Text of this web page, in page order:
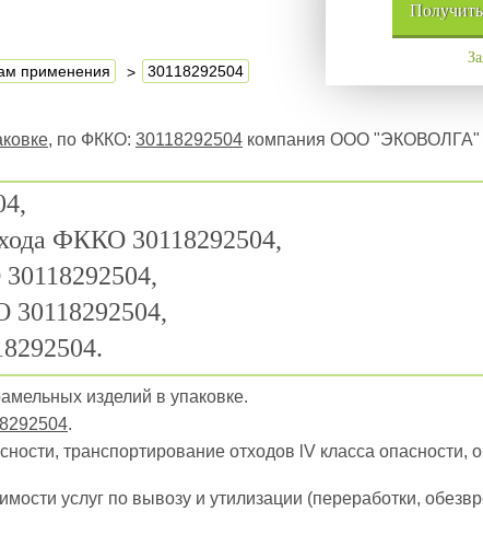
Получить
применения 30118292504
, по ФККО: 30118292504 компания ООО "ЭКОВОЛГА"
ФККО 30118292504,
30118292504,
изделий в упаковке.
.
транспортирование отходов lV класса опасности,
услуг по вывозу и утилизации (переработки,